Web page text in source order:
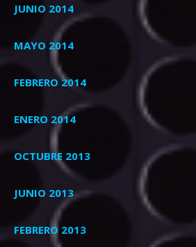
JUNIO 2014
MAYO 2014
FEBRERO 2014
ENERO 2014
OCTUBRE 2013
JUNIO 2013
FEBRERO 2013